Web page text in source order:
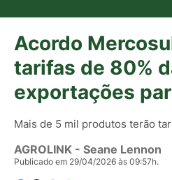
Acordo
tarifas de 80%
exportações
Mais de 5 mil produtos terão
AGROLINK - Seane Lennon
Publicado em 29/04/2026 às 09:57h.